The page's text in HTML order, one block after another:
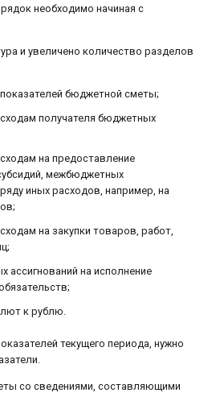
необходимо начиная с
и увеличено количество разделов
бюджетной сметы;
получателя бюджетных
на предоставление
межбюджетных
иных расходов, например, на
на закупки товаров, работ,
ассигнований на исполнение
к рублю.
текущего периода, нужно
со сведениями, составляющими